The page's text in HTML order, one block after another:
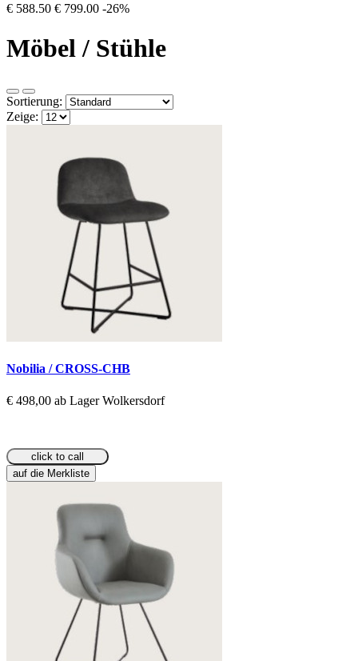
€ 588.50 € 799.00 -26%
Möbel / Stühle
Sortierung:
Zeige:
Nobilia / CROSS-CHB
€ 498,00 ab Lager Wolkersdorf
click to call
auf die Merkliste